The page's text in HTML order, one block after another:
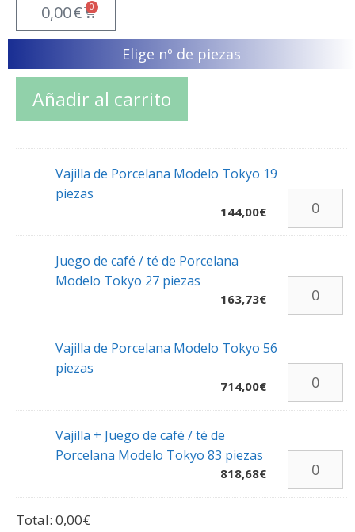
0,00€ 0
Elige nº de piezas
Añadir al carrito
Vajilla de Porcelana Modelo Tokyo 19
piezas
144,00€
Juego de café / té de Porcelana
Modelo Tokyo 27 piezas
163,73€
Vajilla de Porcelana Modelo Tokyo 56
piezas
714,00€
Vajilla + Juego de café / té de
Porcelana Modelo Tokyo 83 piezas
818,68€
Total: 0,00€